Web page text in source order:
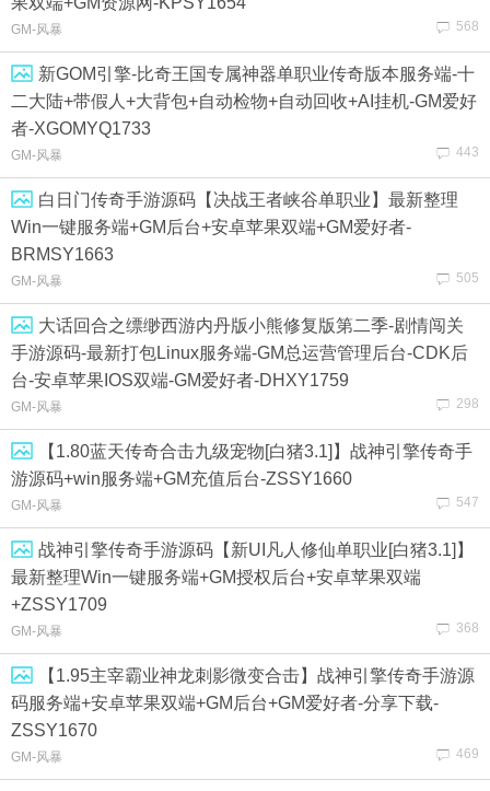
GM-风暴 568
新GOM引擎-比奇王国专属神器单职业传奇版本服务端-十
二大陆+带假人+大背包+自动检物+自动回收+AI挂机-GM爱好
者-XGOMYQ1733
GM-风暴 443
白日门传奇手游源码【决战王者峡谷单职业】最新整理
Win一键服务端+GM后台+安卓苹果双端+GM爱好者-
BRMSY1663
GM-风暴 505
大话回合之缥缈西游内丹版小熊修复版第二季-剧情闯关
手游源码-最新打包Linux服务端-GM总运营管理后台-CDK后
台-安卓苹果IOS双端-GM爱好者-DHXY1759
GM-风暴 298
【1.80蓝天传奇合击九级宠物[白猪3.1]】战神引擎传奇手
游源码+win服务端+GM充值后台-ZSSY1660
GM-风暴 547
战神引擎传奇手游源码【新UI凡人修仙单职业[白猪3.1]】
最新整理Win一键服务端+GM授权后台+安卓苹果双端
+ZSSY1709
GM-风暴 368
【1.95主宰霸业神龙刺影微变合击】战神引擎传奇手游源
码服务端+安卓苹果双端+GM后台+GM爱好者-分享下载-
ZSSY1670
GM-风暴 469